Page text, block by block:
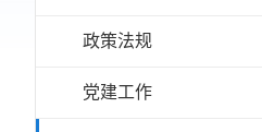
政策法规
党建工作